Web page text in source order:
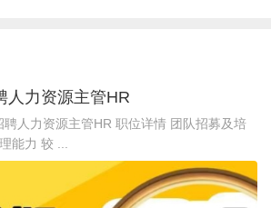
人力资源主管HR
人力资源主管HR 职位详情 团队招募及培
能力 较 ...